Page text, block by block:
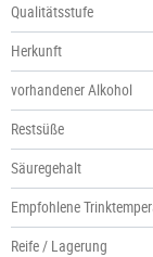
Qualitätsstufe
Herkunft
vorhandener Alkohol
Restsüße
Säuregehalt
Empfohlene
Reife / Lagerung